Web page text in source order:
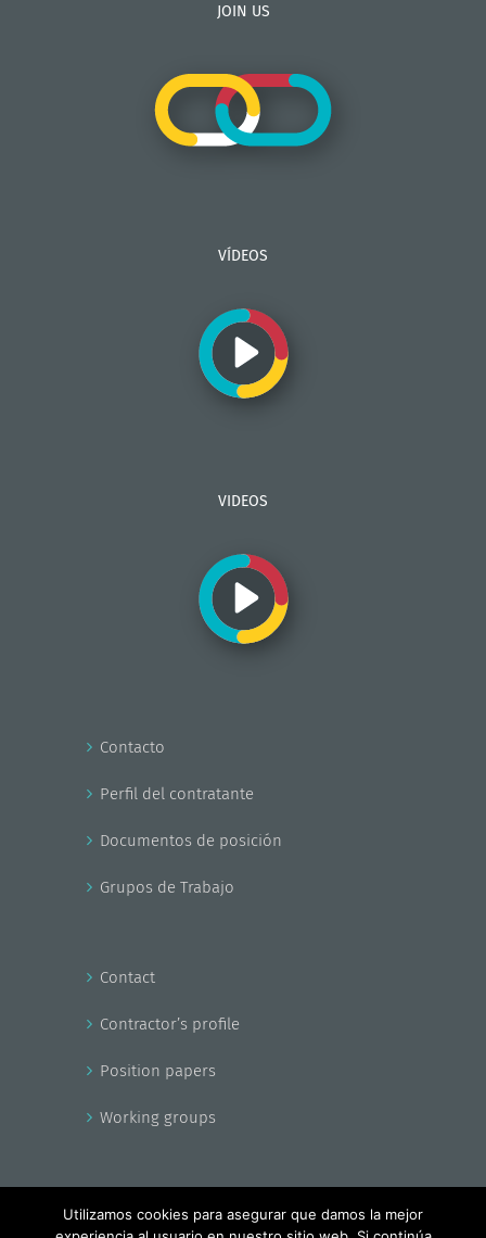
JOIN US
VÍDEOS
VIDEOS
Contacto
Perfil del contratante
Documentos de posición
Grupos de Trabajo
Contact
Contractor’s profile
Position papers
Working groups
Utilizamos cookies para asegurar que damos la mejor